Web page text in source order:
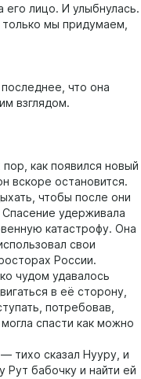
его лицо. И улыбнулась.
мы придумаем,
что она
взглядом.
как появился новый
вскоре остановится.
чтобы после они
удерживала
катастрофу. Она
свои
России.
чудом удавалось
в её сторону,
потребовав,
спасти как можно
сказал Нууру, и
Рут бабочку и найти ей